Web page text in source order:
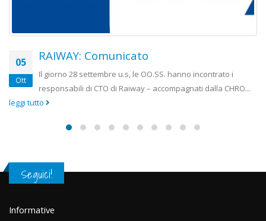
i
20
Apr
RAI: Presidi su Convenzione di
Pubblico
Le scriventi segreterie nazionali, in risposta ai
Seguici!
Informative